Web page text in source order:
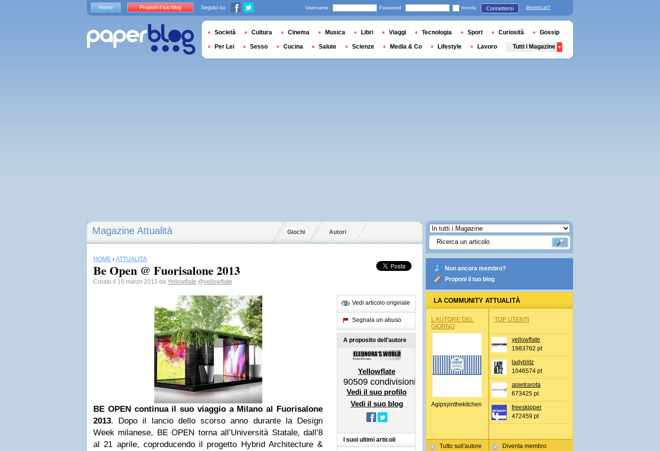
Magazine Attualità Giochi Autori
HOME › ATTUALITÀ
Be Open @ Fuorisalone 2013
Creato il 19 marzo 2013 da Yellowflate @yellowflate
BE OPEN continua il suo viaggio a Milano al Fuorisalone
2013. Dopo il lancio dello scorso anno durante la Design
Week milanese, BE OPEN torna all’Università Statale, dall’8
al 21 aprile, coproducendo il progetto Hybrid Architecture &
Vedi articolo originale
Segnala un abuso
A proposito dell'autore
Yellowflate
90509 condivisioni
Vedi il suo profilo
Vedi il suo blog
I suoi ultimi articoli
Non ancora membro?
Proponi il tuo blog
LA COMMUNITY ATTUALITÀ
L'AUTORE DEL
GIORNO
Agipsyinthekitchen
Tutto sull'autore
TOP UTENTI
yellowflate
1983762 pt
ladyblitz
1046574 pt
apietrarota
673425 pt
freeskipper
472459 pt
Diventa membro
Home Proponi il tuo blog Seguici su Username Password ricorda Connettersi dimenticati?
Società Cultura Cinema Musica Libri Viaggi Tecnologia Sport Curiosità Gossip
Per Lei Sesso Cucina Salute Scienze Media & Co Lifestyle Lavoro Tutti i Magazine